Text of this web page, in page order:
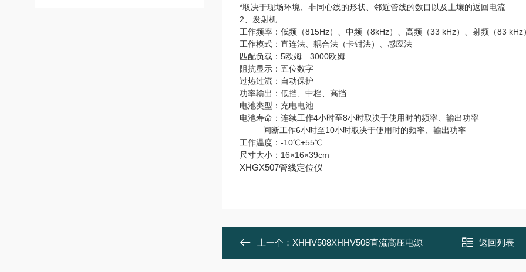
*取决于现场环境、非同心线的形状、邻近管线的数目以及土壤的返回电流
2、发射机
工作频率：低频（815Hz）、中频（8kHz）、高频（33 kHz）、射频（83 kHz
工作模式：直连法、耦合法（卡钳法）、感应法
匹配负载：5欧姆—3000欧姆
阻抗显示：五位数字
过热过流：自动保护
功率输出：低挡、中档、高挡
电池类型：充电电池
电池寿命：连续工作4小时至8小时取决于使用时的频率、输出功率
间断工作6小时至10小时取决于使用时的频率、输出功率
工作温度：-10℃+55℃
尺寸大小：16×16×39cm
XHGX507管线定位仪
上一个： XHHV508XHHV508直流高压电源 返回列表